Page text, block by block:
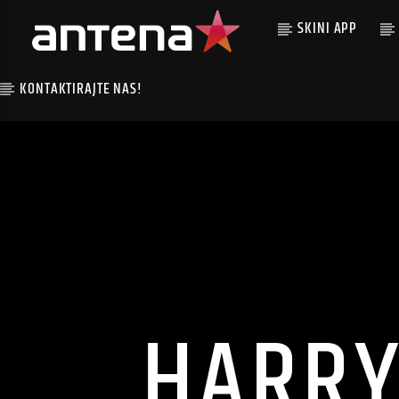
SKINI APP
KONTAKTIRAJTE NAS!